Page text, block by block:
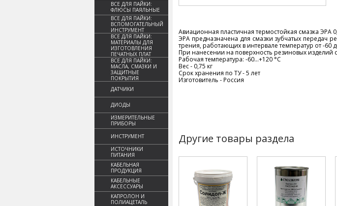
ВСЕ ДЛЯ ПАЙКИ:
ФЛЮСЫ ПАЯЛЬНЫЕ
ВСЕ ДЛЯ ПАЙКИ:
ВСПОМОГАТЕЛЬНЫЙ
ИНСТРУМЕНТ
ВСЕ ДЛЯ ПАЙКИ:
МАТЕРИАЛЫ ДЛЯ
ИЗГОТОВЛЕНИЯ
ПЕЧАТНЫХ ПЛАТ
ВСЕ ДЛЯ ПАЙКИ:
МАСЛА, СМАЗКИ И
ЗАЩИТНЫЕ
ПОКРЫТИЯ
ДАТЧИКИ
ДИОДЫ
ИЗМЕРИТЕЛЬНЫЕ
ПРИБОРЫ
ИНСТРУМЕНТ
ИСТОЧНИКИ
ПИТАНИЯ
КАБЕЛЬНАЯ
ПРОДУКЦИЯ
КАБЕЛЬНЫЕ
АКСЕССУАРЫ
КАПРОЛОН И
ПОЛИАЦЕТАЛЬ
Авиационная пластичная термостойкая смазка ЭРА
ЭРА предназначена для смазки зубчатых передач
трения, работающих в интервале температур от -60
При нанесении на поверхность резиновых изделий
Рабочая температура: -60...+120 °C
Вес - 0,75 кг
Срок хранения по ТУ - 5 лет
Изготовитель - Россия
Другие товары раздела